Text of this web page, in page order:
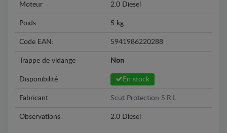
Moteur 2.0 Diesel
Poids 5 kg
Code EAN: 5941986220288
Trappe de vidange Non
Disponibilité En stock
Fabricant Scut Protection S.R.L
Observations 2.0 Diesel